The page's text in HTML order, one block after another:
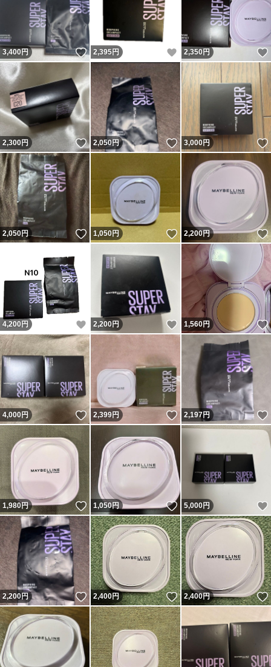
3,400円 いいね！
2,395円 いいね！
2,350円
2,300円 いいね！
2,050円 いいね！
3,000円
2,050円 いいね！
1,050円 いいね！
2,200円
4,200 円 いいね！
2,200円 いいね！
1,560円
4,000円 いいね！
2,399円 いいね！
2,197円
1,980円 いいね！
1,050円 いいね！
5,000円
2,200円 いいね！
2,400円 いいね！
2,400円